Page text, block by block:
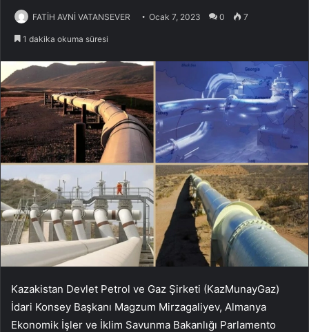
FATİH AVNİ VATANSEVER Ocak 7, 2023 0 7
1 dakika okuma süresi
Kazakistan Devlet Petrol ve Gaz Şirketi (KazMunayGaz)
İdari Konsey Başkanı Magzum Mirzagaliyev, Almanya
Ekonomik İşler ve İklim Savunma Bakanlığı Parlamento